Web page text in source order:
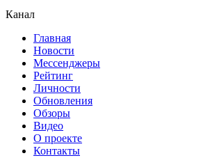
Канал
Главная
Новости
Мессенджеры
Рейтинг
Личности
Обновления
Обзоры
Видео
О проекте
Контакты